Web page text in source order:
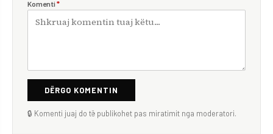
Komenti *
DËRGO KOMENTIN
🔒 Komenti juaj do të publikohet pas miratimit nga moderatori.